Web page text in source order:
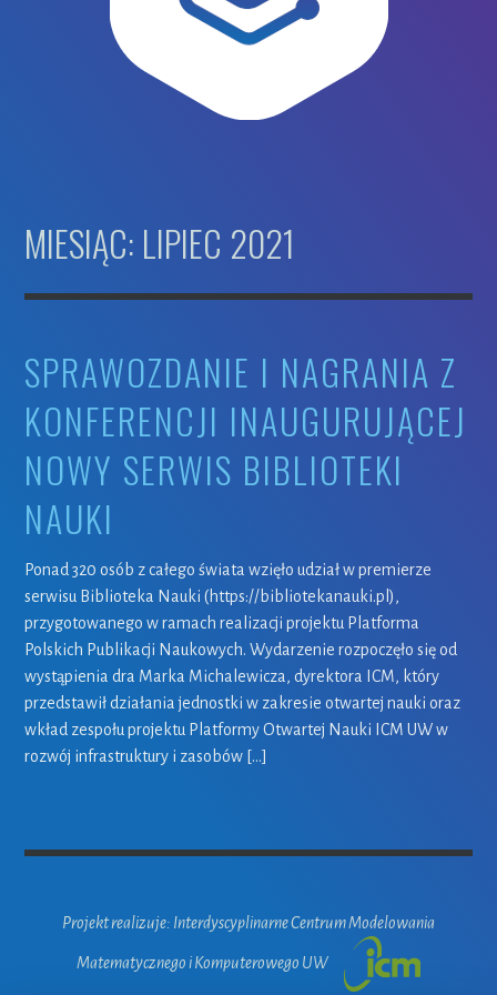
MIESIĄC: LIPIEC 2021
SPRAWOZDANIE I NAGRANIA Z
KONFERENCJI INAUGURUJĄCEJ
NOWY SERWIS BIBLIOTEKI
NAUKI
Ponad 320 osób z całego świata wzięło udział w premierze
serwisu Biblioteka Nauki (https://bibliotekanauki.pl),
przygotowanego w ramach realizacji projektu Platforma
Polskich Publikacji Naukowych. Wydarzenie rozpoczęło się od
wystąpienia dra Marka Michalewicza, dyrektora ICM, który
przedstawił działania jednostki w zakresie otwartej nauki oraz
wkład zespołu projektu Platformy Otwartej Nauki ICM UW w
rozwój infrastruktury i zasobów […]
Projekt realizuje: Interdyscyplinarne Centrum Modelowania
Matematycznego i Komputerowego UW